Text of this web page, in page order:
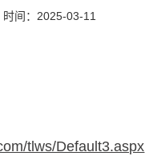
时间：2025-03-11
tlws/Default3.aspx